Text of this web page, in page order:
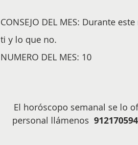
CONSEJO DEL MES: Durante
ti y lo que no.
NUMERO DEL MES: 10
El horóscopo semanal se lo
personal llámenos ​